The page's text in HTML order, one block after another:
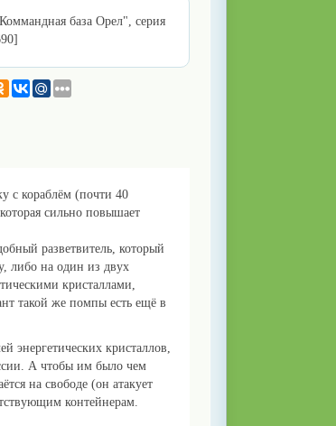
база Орел", серия
с кораблём (почти 40
сильно повышает
разветвитель, который
либо на один из двух
кристаллами,
такой же помпы есть ещё в
энергетических кристаллов,
А чтобы им было чем
на свободе (он атакует
контейнерам.